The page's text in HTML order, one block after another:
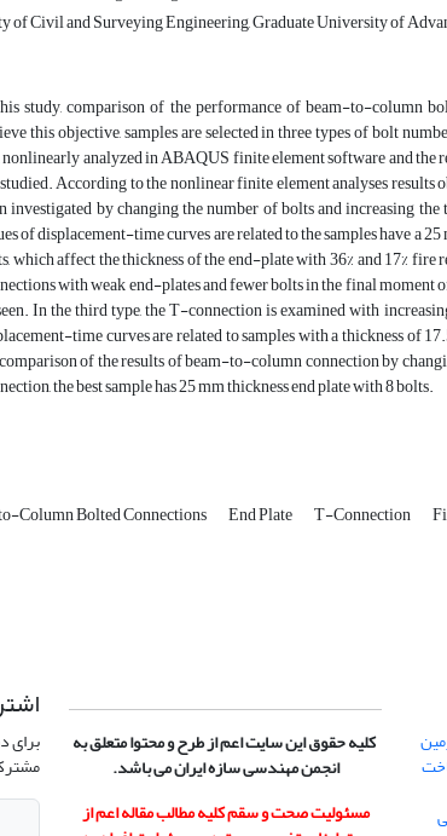
of Civil and Surveying Engineering, Graduate University of
study, comparison of the performance of beam-to-column
this objective, samples are selected in three types of bolt
analyzed in ABAQUS finite element software and the
According to the nonlinear finite element analyses
investigated by changing the number of bolts and increasing
of displacement-time curves are related to the samples have a
which affect the thickness of the end-plate with 36% and 17%
with weak end-plates and fewer bolts in the final moment
In the third type, the T-connection is examined with
time curves are related to samples with a thickness of
of the results of beam-to-column connection by
the best sample has 25 mm thickness end plate with 8 bolts.
Column Bolted Connections End Plate T-Connection
کلیه حقوق این سایت اعم از طرح و محتوا متعلق به
انجمن مهندسی سازه ایران می باشد.
مسئولیت صحت و سقم کلیه مطالب مقاله اعم از
برای